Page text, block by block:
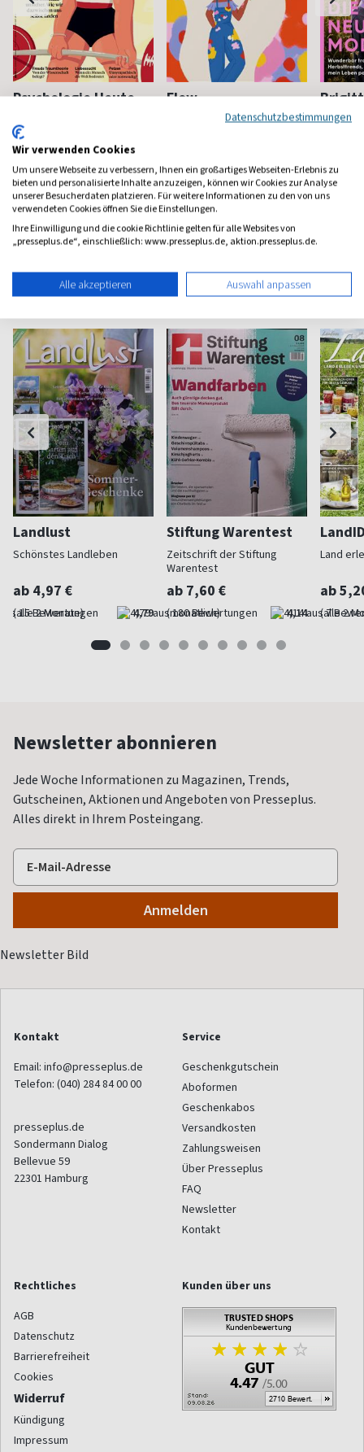
Psychologie Heute
ab 8,11 €
(monatlich) 4,40
Flow
Bewußt leben und erleben
(8 x pro Jahr) 4,63
Das
Haus & Garten Magazine
Landlust
Schönstes Landleben
ab 4,97 €
(alle 2 Monate) 4,79
Stiftung Warentest
Zeitschrift der Stiftung
Warentest
ab 7,60 €
(monatlich) 4,14
Land
ab
(alle 2
Newsletter abonnieren
Jede Woche Informationen zu Magazinen, Trends,
Gutscheinen, Aktionen und Angeboten von Presseplus.
Alles direkt in Ihrem Posteingang.
Kontakt
Email: info@presseplus.de
Telefon: (040) 284 84 00 00
presseplus.de
Sondermann Dialog
Bellevue 59
22301 Hamburg
Service
Geschenkgutschein
Aboformen
Geschenkabos
Versandkosten
Zahlungsweisen
Über Presseplus
FAQ
Newsletter
Kontakt
Rechtliches
AGB
Datenschutz
Barrierefreiheit
Cookies
Widerruf
Kündigung
Impressum
Kunden über uns
Datenschutzbestimmungen
Wir verwenden Cookies
Um unsere Webseite zu verbessern, Ihnen ein großartiges Webseiten-Erlebnis zu
bieten und personalisierte Inhalte anzuzeigen, können wir Cookies zur Analyse
unserer Besucherdaten platzieren. Für weitere Informationen zu den von uns
verwendeten Cookies öffnen Sie die Einstellungen.
Ihre Einwilligung und die cookie Richtlinie gelten für alle Websites von
„presseplus.de“, einschließlich: www.presseplus.de, aktion.presseplus.de.
Alle akzeptieren Auswahl anpassen